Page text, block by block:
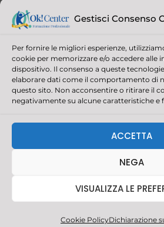
Gestisci Consenso
Per fornire le migliori esperienze,
cookie per memorizzare e/o accedere alle
dispositivo. Il consenso a queste
elaborare dati come il comportamento di
questo sito. Non acconsentire o ritirare il
negativamente su alcune caratteristiche e
ACCETTA
NEGA
VISUALIZZA LE
Cookie PolicyDichiarazione
CAPITALE SOCIALE 30.000,00 |
c
b
o
k
s
a
r
a
n
e
i
n